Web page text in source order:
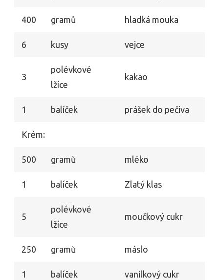
400 gramů hladká mouka
6 kusy vejce
3
polévkové
lžíce
kakao
1 balíček prášek do pečiva
Krém:
500 gramů mléko
1 balíček Zlatý klas
5
polévkové
lžíce
moučkový cukr
250 gramů máslo
1 balíček vanilkový cukr